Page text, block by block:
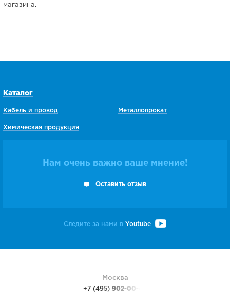
магазина.
Каталог
Кабель и провод
Химическая продукция
Металлопрокат
Нам очень важно ваше мнение!
Оставить отзыв
Следите за нами в Youtube
Москва
+7 (495) 902-00-48